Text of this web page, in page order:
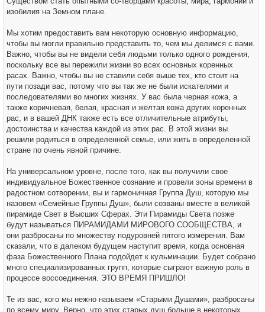
изобилия на Земном плане.
Мы хотим предоставить вам некоторую основную информацию,
чтобы вы могли правильно представить то, чем мы делимся с вами.
Важно, чтобы вы не видели себя людьми только одного рождения,
поскольку все вы пережили жизни во всех основных коренных
расах. Важно, чтобы вы не ставили себя выше тех, кто стоит на
пути позади вас, потому что вы так же не были искателями и
последователями во многих жизнях. У вас была черная кожа, а
также коричневая, белая, красная и желтая кожа других коренных
рас, и в вашей ДНК также есть все отличительные атрибуты,
достоинства и качества каждой из этих рас. В этой жизни вы
решили родиться в определенной семье, или жить в определенной
стране по очень явной причине.
На универсальном уровне, после того, как вы получили свое
индивидуальное Божественное сознание и провели эоны времени в
радостном сотворении, вы и гармоничная Группа Душ, которую мы
назовем «Семейные Группы Душ», были созваны вместе в великой
пирамиде Свет в Высших Сферах. Эти Пирамиды Света позже
будут называться ПИРАМИДАМИ МИРОВОГО СООБЩЕСТВА, и
они разбросаны по множеству подуровней пятого измерения. Вам
сказали, что в далеком будущем наступит время, когда основная
фаза Божественного Плана подойдет к кульминации. Будет собрано
много специализированных групп, которые сыграют важную роль в
процессе воссоединения. ЭТО ВРЕМЯ ПРИШЛО!
Те из вас, кого мы нежно называем «Старыми Душами», разбросаны
по всему миру. Верно, что этих старых душ больше в некоторых